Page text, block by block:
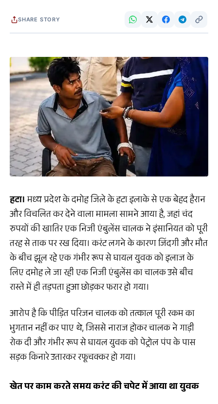
SHARE STORY
हटा।मध्य प्रदेश के दमोह जिले के हटा इलाके से एक बेहद हैरान
और विचलित कर देने वाला मामला सामने आया है, जहां चंद
रुपयों की खातिर एक निजी एंबुलेंस चालक ने इंसानियत को पूरी
तरह से ताक पर रख दिया। करंट लगने के कारण जिंदगी और मौत
के बीच झूल रहे एक गंभीर रूप से घायल युवक को इलाज के
लिए दमोह ले जा रही एक निजी एंबुलेंस का चालक उसे बीच
रास्ते में ही तड़पता हुआ छोड़कर फरार हो गया।
आरोप है कि पीड़ित परिजन चालक को तत्काल पूरी रकम का
भुगतान नहीं कर पाए थे, जिससे नाराज होकर चालक ने गाड़ी
रोक दी और गंभीर रूप से घायल युवक को पेट्रोल पंप के पास
सड़क किनारे उतारकर रफूचक्कर हो गया।
खेत पर काम करते समय करंट की चपेट में आया था युवक